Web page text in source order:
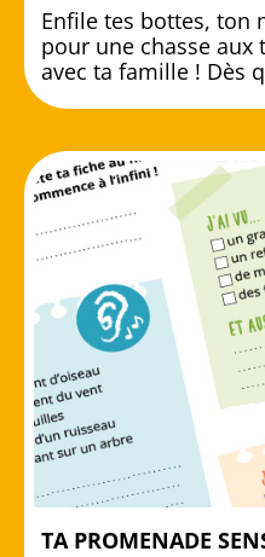
Enfile tes bottes, ton
pour une chasse aux
avec ta famille ! Dès
TA PROMENADE